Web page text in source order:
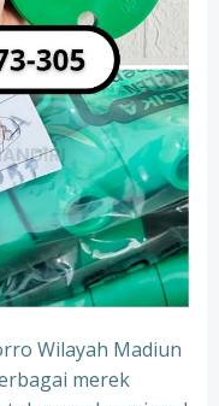
Wilayah Madiun
merek